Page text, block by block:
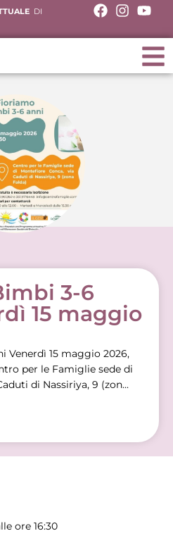
DI
3-6
15 maggio
Venerdì 15 maggio 2026,
per le Famiglie sede di
di Nassiriya, 9 (zon...
ore 16:30